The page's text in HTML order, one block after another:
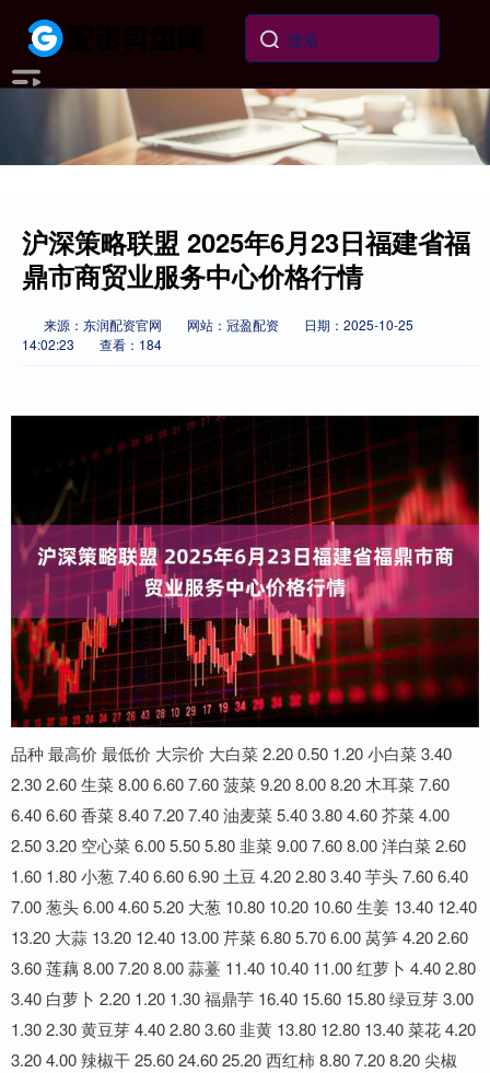
沪深策略联盟 2025年6月23日福建省福
鼎市商贸业服务中心价格行情
来源：东润配资官网 网站：冠盈配资
日期：2025-10-25
14:02:23
查看：184
品种 最高价 最低价 大宗价 大白菜 2.20 0.50 1.20 小白菜 3.40
2.30 2.60 生菜 8.00 6.60 7.60 菠菜 9.20 8.00 8.20 木耳菜 7.60
6.40 6.60 香菜 8.40 7.20 7.40 油麦菜 5.40 3.80 4.60 芥菜 4.00
2.50 3.20 空心菜 6.00 5.50 5.80 韭菜 9.00 7.60 8.00 洋白菜 2.60
1.60 1.80 小葱 7.40 6.60 6.90 土豆 4.20 2.80 3.40 芋头 7.60 6.40
7.00 葱头 6.00 4.60 5.20 大葱 10.80 10.20 10.60 生姜 13.40 12.40
13.20 大蒜 13.20 12.40 13.00 芹菜 6.80 5.70 6.00 莴笋 4.20 2.60
3.60 莲藕 8.00 7.20 8.00 蒜薹 11.40 10.40 11.00 红萝卜 4.40 2.80
3.40 白萝卜 2.20 1.20 1.30 福鼎芋 16.40 15.60 15.80 绿豆芽 3.00
1.30 2.30 黄豆芽 4.40 2.80 3.60 韭黄 13.80 12.80 13.40 菜花 4.20
3.20 4.00 辣椒干 25.60 24.60 25.20 西红柿 8.80 7.20 8.20 尖椒